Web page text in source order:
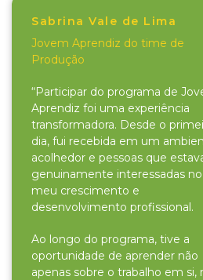
Sabrina Vale de Lima
Jovem Aprendiz do time de
Produção
“Participar do programa de
Aprendiz foi uma experiência
transformadora. Desde o
dia, fui recebida em um
acolhedor e pessoas que
genuinamente interessadas no
meu crescimento e
desenvolvimento profissional.
Ao longo do programa, tive a
oportunidade de aprender não
apenas sobre o trabalho em si,